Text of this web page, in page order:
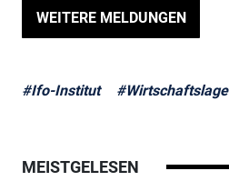
WEITERE MELDUNGEN
#Ifo-Institut #Wirtschaftslage
MEISTGELESEN